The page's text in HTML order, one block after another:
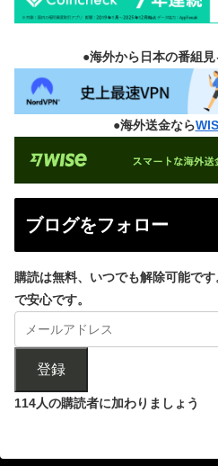
●海外から日本の番組見
●海外送金なら
ブログをフォロー
購読は無料、いつでも解除可能で
で安心です。
登録
114人の購読者に加わりましょう